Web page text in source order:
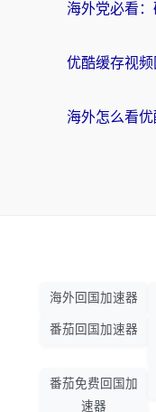
海外回国加速器
番茄回国加速器
番茄免费回国加
速器